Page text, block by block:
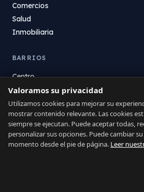
Comercios
Salud
Inmobiliaria
BARRIOS
Centro
La Atunara
Poniente
El Zabal
Santa Margarita
La Alcaidesa
Valoramos su privacidad
Utilizamos cookies para mejorar su
mostrar contenido relevante. Las cookies
siempre se ejecutan. Puede aceptar todas,
personalizar sus opciones. Puede cambiar
momento desde el pie de página. Leer